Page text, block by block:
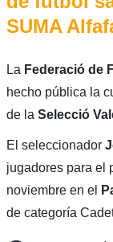
SUMA
La Federació de
hecho pública la
de la Selecció
El seleccionador
jugadores para el
noviembre en el
de categoría